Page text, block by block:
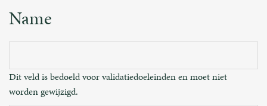
Name
Dit veld is bedoeld voor validatiedoeleinden en moet niet
worden gewijzigd.